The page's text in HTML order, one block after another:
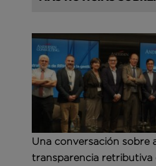
Una conversación sobre
transparencia retributiva